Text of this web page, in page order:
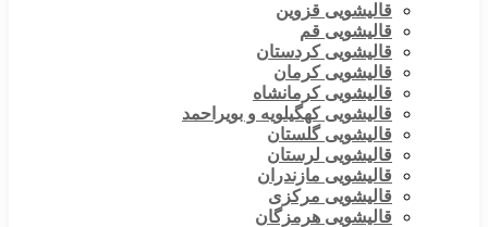
قالیشویی قزوین
قالیشویی قم
قالیشویی کردستان
قالیشویی کرمان
قالیشویی کرمانشاه
قالیشویی کهگیلویه و بویراحمد
قالیشویی گلستان
قالیشویی لرستان
قالیشویی مازندران
قالیشویی مرکزی
قالیشویی هرمزگان